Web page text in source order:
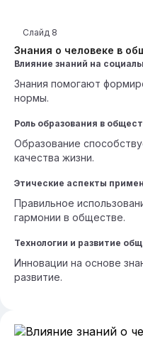
Знания о человеке в
Слайд 8
Влияние знаний на
Знания помогают
нормы.
Роль образования в
Образование
качества жизни.
Этические аспекты
Правильное
гармонии в обществе.
Технологии и развитие
Инновации на основе
развитие.